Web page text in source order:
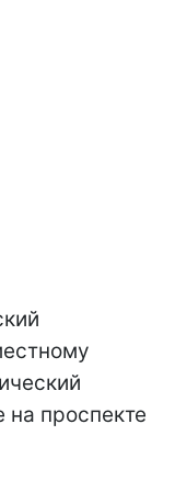
на проспекте